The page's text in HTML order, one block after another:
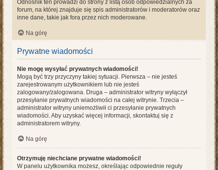
Odnośnik ten prowadzi do strony z listą osób odpowiedzialnych za
forum, na której znajduje się spis administratorów i moderatorów oraz
inne dane, takie jak fora przez nich moderowane.
Na górę
Prywatne wiadomości
Nie mogę wysyłać prywatnych wiadomości!
Mogą być trzy przyczyny takiej sytuacji. Pierwsza – nie jesteś
zarejestrowanym użytkownikiem lub nie jesteś
zalogowany/zalogowana. Druga – administrator witryny wyłączył
przesyłanie prywatnych wiadomości na całej witrynie. Trzecia –
administrator witryny uniemożliwił ci przesyłanie prywatnych
wiadomości. Aby uzyskać więcej informacji, skontaktuj się z
administratorem witryny.
Na górę
Otrzymuję niechciane prywatne wiadomości!
W panelu użytkownika możesz, określając odpowiednie reguły